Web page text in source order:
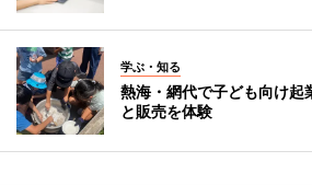
学ぶ・知る
熱海・網代で子ども向け
と販売を体験